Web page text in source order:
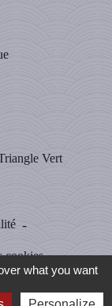
Vert
-
cookies
what you want